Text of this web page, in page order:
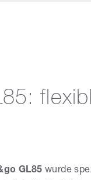
GL85 wurde